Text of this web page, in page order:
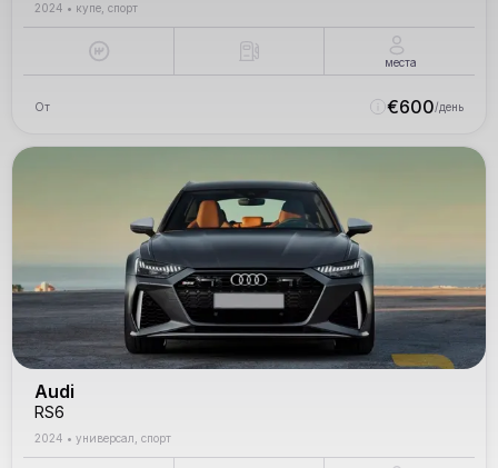
2024 • купе, спорт
места
От €600/день
Audi
RS6
2024 • универсал, спорт